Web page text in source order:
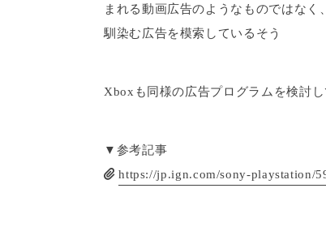
まれる動画広告のようなものではな
馴染む広告を模索しているそう
Xboxも同様の広告プログラムを検討
▼参考記事
https://jp.ign.com/sony-playstation/